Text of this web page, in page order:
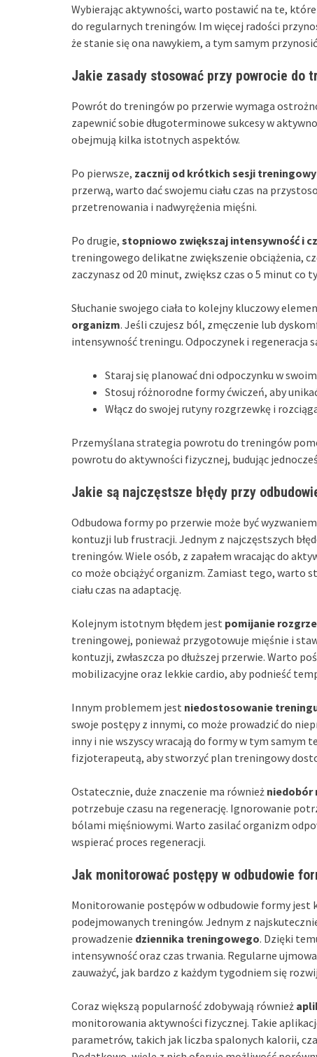
Wybierając aktywności, warto postawić na te,
do regularnych treningów. Im więcej radości
że stanie się ona nawykiem, a tym samym
Jakie zasady stosować przy powrocie do
Powrót do treningów po przerwie wymaga
zapewnić sobie długoterminowe sukcesy w
obejmują kilka istotnych aspektów.
Po pierwsze, zacznij od krótkich sesji
przerwą, warto dać swojemu ciału czas na
przetrenowania i nadwyrężenia mięśni.
Po drugie, stopniowo zwiększaj intensywność i
treningowego delikatne zwiększenie obciążenia,
zaczynasz od 20 minut, zwiększ czas o 5 minut co
Słuchanie swojego ciała to kolejny kluczowy
organizm. Jeśli czujesz ból, zmęczenie lub
intensywność treningu. Odpoczynek i regeneracja
Staraj się planować dni odpoczynku w
Stosuj różnorodne formy ćwiczeń, aby
Włącz do swojej rutyny rozgrzewkę i
Przemyślana strategia powrotu do treningów
powrotu do aktywności fizycznej, budując
Jakie są najczęstsze błędy przy
Odbudowa formy po przerwie może być
kontuzji lub frustracji. Jednym z najczęstszych
treningów. Wiele osób, z zapałem wracając do
co może obciążyć organizm. Zamiast tego, warto
ciału czas na adaptację.
Kolejnym istotnym błędem jest pomijanie
treningowej, ponieważ przygotowuje mięśnie i
kontuzji, zwłaszcza po dłuższej przerwie. Warto
mobilizacyjne oraz lekkie cardio, aby podnieść
Innym problemem jest niedostosowanie
swoje postępy z innymi, co może prowadzić do
inny i nie wszyscy wracają do formy w tym
fizjoterapeutą, aby stworzyć plan treningowy
Ostatecznie, duże znaczenie ma również niedobór
potrzebuje czasu na regenerację. Ignorowanie
bólami mięśniowymi. Warto zasilać organizm
wspierać proces regeneracji.
Jak monitorować postępy w odbudowie
Monitorowanie postępów w odbudowie formy jest
podejmowanych treningów. Jednym z
prowadzenie dziennika treningowego. Dzięki
intensywność oraz czas trwania. Regularne
zauważyć, jak bardzo z każdym tygodniem się
Coraz większą popularność zdobywają również
monitorowania aktywności fizycznej. Takie
parametrów, takich jak liczba spalonych kalorii,